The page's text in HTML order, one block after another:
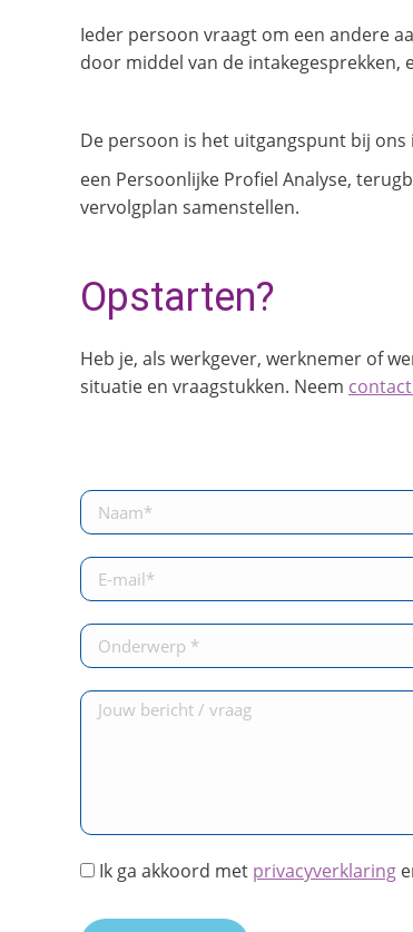
Ieder persoon vraagt om een andere
door middel van de intakegesprekken,
De persoon is het uitgangspunt bij ons
een Persoonlijke Profiel Analyse,
vervolgplan samenstellen.
Opstarten?
Heb je, als werkgever, werknemer of
situatie en vraagstukken. Neem contact
Ik ga akkoord met privacyverklaring